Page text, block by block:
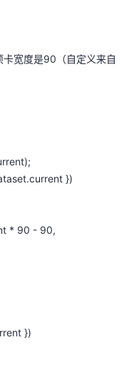
宽度是90（自定义来自
})
* 90 - 90,
})